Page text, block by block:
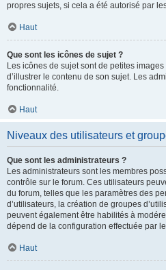
propres sujets, si cela a été autorisé par
Haut
Que sont les icônes de sujet ?
Les icônes de sujet sont de petites
d’illustrer le contenu de son sujet. Les
fonctionnalité.
Haut
Niveaux des utilisateurs et
Que sont les administrateurs ?
Les administrateurs sont les membres
contrôle sur le forum. Ces utilisateurs
du forum, telles que les paramètres des
d’utilisateurs, la création de groupes
peuvent également être habilités à
dépend de la configuration effectuée par
Haut